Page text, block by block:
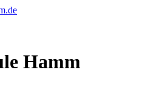
Hamm